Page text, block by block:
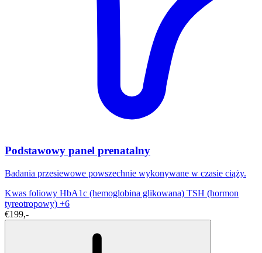
Podstawowy panel prenatalny
Badania przesiewowe powszechnie wykonywane w czasie ciąży.
Kwas foliowy HbA1c (hemoglobina glikowana) TSH (hormon
tyreotropowy) +6
€199,-